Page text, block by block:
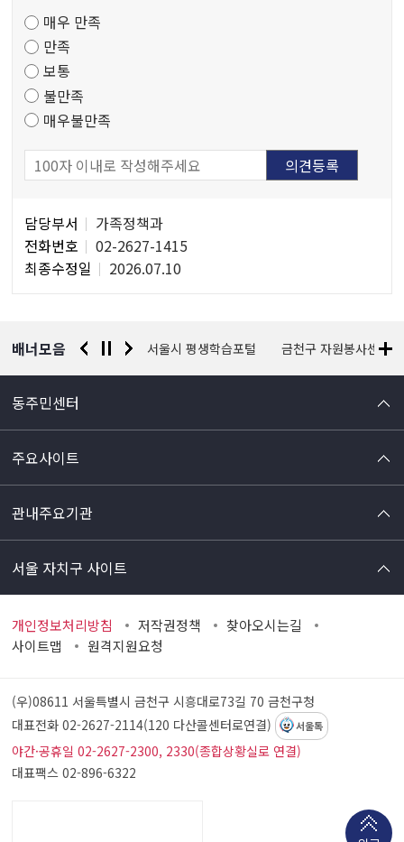
도
조
사
매우 만족
만족
보통
불만족
매우불만족
당
자
정
담당부서
가족정책과
전화번호
02-2627-1415
최종수정일
2026.07.10
배너모음
찰청 유실물 통합포털 서울시 평생학습포털 금천구 자원봉사센터
동주민센터
주요사이트
관내주요기관
서울 자치구 사이트
개인정보처리방침 저작권정책
찾아오시는길
사이트맵
원격지원요청
(우)08611 서울특별시 금천구 시흥대로73길 70금천구청
대표전화 02-2627-2114(120 다산콜센터로연결)
서울톡
야간·공휴일 02-2627-2300, 2330(종합상황실로 연결)
대표팩스 02-896-6322